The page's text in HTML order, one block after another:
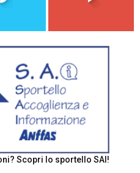
Scopri lo sportello SAI!